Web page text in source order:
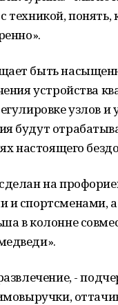
техникой, понять,
быть
устройства
узлов
будут
настоящего
на
и спортсменами,
в колонне
-